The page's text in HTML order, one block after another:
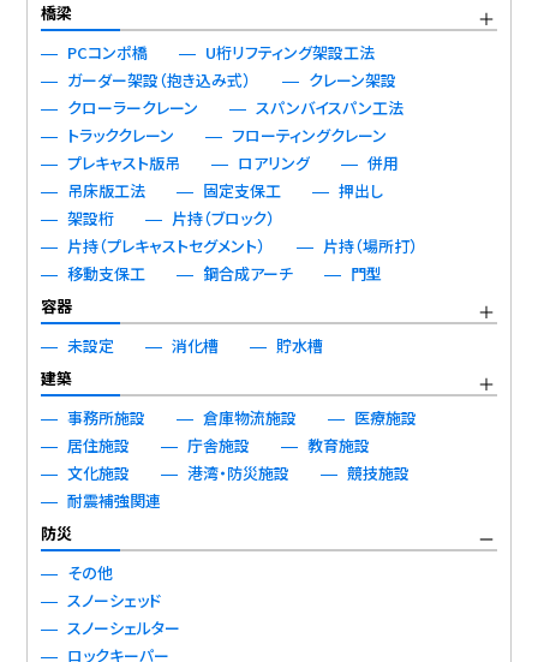
橋梁
PCコンポ橋
U桁リフティング架設工法
ガーダー架設（抱き込み式）
クレーン架設
クローラークレーン
スパンバイスパン工法
トラッククレーン
フローティングクレーン
プレキャスト版吊
ロアリング
併用
吊床版工法
固定支保工
押出し
架設桁
片持（ブロック）
片持（プレキャストセグメント）
片持（場所打）
移動支保工
鋼合成アーチ
門型
容器
未設定
消化槽
貯水槽
建築
事務所施設
倉庫物流施設
医療施設
居住施設
庁舎施設
教育施設
文化施設
港湾・防災施設
競技施設
耐震補強関連
防災
その他
スノーシェッド
スノーシェルター
ロックキーパー